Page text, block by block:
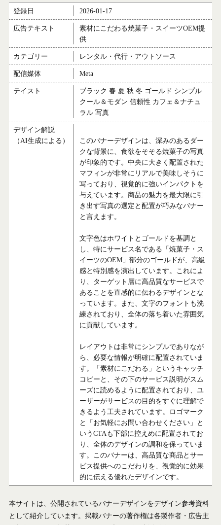
登録日 2026-01-17
広告テキスト
素材にこだわる焼菓子・スイーツOEM提
供
カテゴリー レンタル・代行・アウトソース
配信媒体 Meta
テイスト
ブラック 春 夏 秋 冬 ゴールド シンプル
クール＆モダン 信頼性 カフェ＆ナチュ
ラル 写真
デザイン解説
（AI生成による）
このバナーデザインは、深みのあるダー
クな背景に、食欲をそそる焼菓子の写真
が印象的です。中央に大きく配置された
マフィンが非常にリアルで美味しそうに
写っており、視覚的に強いインパクトを
与えています。商品の魅力を最大限に引
き出す写真の選定と配置が巧みなバナー
と言えます。
文字色はホワイトとゴールドを基調と
し、特にサービス名である「焼菓子・ス
イーツのOEM」部分のゴールドが、高級
感と特別感を演出しています。これによ
り、ターゲット層に高品質なサービスで
あることを直感的に伝わるデザインとな
っています。また、文字のフォントも洗
練されており、全体の落ち着いた雰囲気
に貢献しています。
レイアウトは非常にシンプルでありなが
ら、必要な情報が明確に配置されていま
す。「素材にこだわる」というキャッチ
コピーと、その下のサービス説明がスム
ーズに読めるように配置されており、ユ
ーザーがサービスの目的をすぐに理解で
きるよう工夫されています。ロゴマーク
と「お気軽にお問い合わせください」と
いうCTAも下部に控えめに配置されてお
り、全体のデザインの調和を保っていま
す。このバナーは、高品質な商品とサー
ビス提供へのこだわりを、視覚的に効果
的に伝える優れたデザインです。
本サイトは、公開されているバナーデザインをデザイン参考資料
として紹介しています。掲載バナーの著作権は各製作者・広告主